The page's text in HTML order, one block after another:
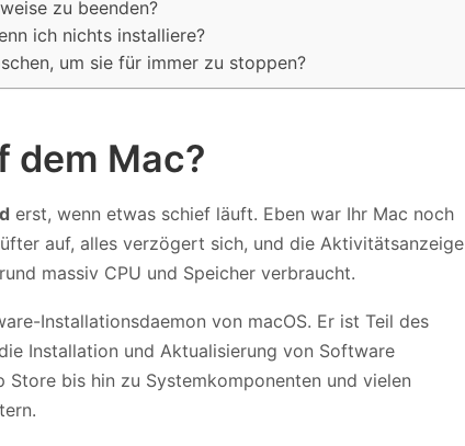
zu beenden?
ich nichts installiere?
um sie für immer zu stoppen?
dem Mac?
erst, wenn etwas schief läuft. Eben war Ihr Mac noch
auf, alles verzögert sich, und die Aktivitätsanzeige
massiv CPU und Speicher verbraucht.
Installationsdaemon von macOS. Er ist Teil des
Installation und Aktualisierung von Software
bis hin zu Systemkomponenten und vielen